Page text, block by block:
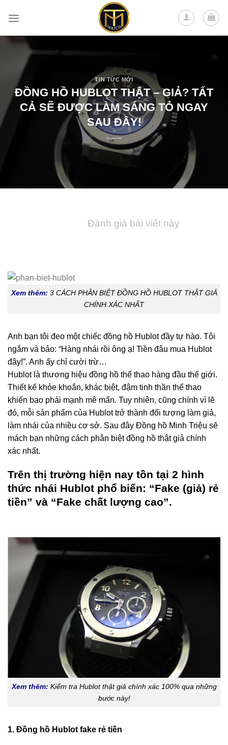
TIN TỨC MỚI
ĐỒNG HỒ HUBLOT THẬT – GIẢ? TẤT
CẢ SẼ ĐƯỢC LÀM SÁNG TỎ NGAY
SAU ĐÂY!
Đánh giá bài viết này
Xem thêm: 3 CÁCH PHÂN BIỆT ĐỒNG HỒ HUBLOT THẬT GIẢ
CHÍNH XÁC NHẤT
Anh bạn tôi đeo một chiếc đồng hồ Hublot đầy tự hào. Tôi
ngắm và bảo: “Hàng nhái rồi ông ạ! Tiền đâu mua Hublot
đây!”. Anh ấy chỉ cười trừ…
Hublot là thương hiệu đồng hồ thể thao hàng đầu thế giới.
Thiết kế khỏe khoắn, khác biệt, đậm tinh thần thể thao
khiến bao phái mạnh mê mẩn. Tuy nhiên, cũng chính vì lẽ
đó, mỗi sản phẩm của Hublot trở thành đối tượng làm giả,
làm nhái của nhiều cơ sở. Sau đây Đồng hồ Minh Triệu sẽ
mách bạn những cách phân biệt đồng hồ thật giả chính
xác nhất.
Trên thị trường hiện nay tồn tại 2 hình
thức nhái Hublot phổ biến: “Fake (giả) rẻ
tiền” và “Fake chất lượng cao”.
Xem thêm: Kiểm tra Hublot thật giả chính xác 100% qua những
bước này!
1. Đồng hồ Hublot fake rẻ tiền